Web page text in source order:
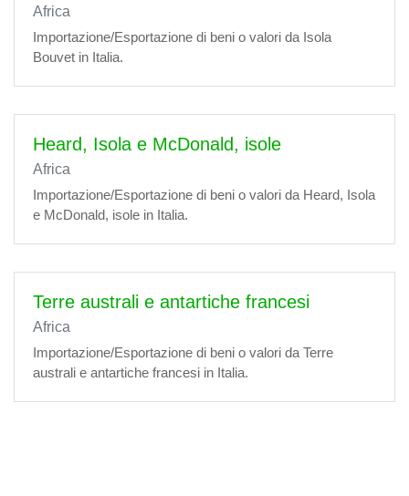
Africa
Importazione/Esportazione di beni o valori da Isola
Bouvet in Italia.
Heard, Isola e McDonald, isole
Africa
Importazione/Esportazione di beni o valori da Heard, Isola
e McDonald, isole in Italia.
Terre australi e antartiche francesi
Africa
Importazione/Esportazione di beni o valori da Terre
australi e antartiche francesi in Italia.